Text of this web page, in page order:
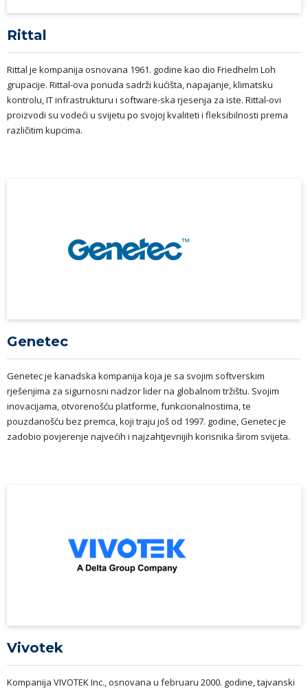
Rittal
Rittal je kompanija osnovana 1961. godine kao dio Friedhelm Loh
grupacije. Rittal-ova ponuda sadrži kućišta, napajanje, klimatsku
kontrolu, IT infrastrukturu i software-ska rjesenja za iste. Rittal-ovi
proizvodi su vodeći u svijetu po svojoj kvaliteti i fleksibilnosti prema
različitim kupcima.
Genetec
Genetec je kanadska kompanija koja je sa svojim softverskim
rješenjima za sigurnosni nadzor lider na globalnom tržištu. Svojim
inovacijama, otvorenošću platforme, funkcionalnostima, te
pouzdanošću bez premca, koji traju još od 1997. godine, Genetec je
zadobio povjerenje najvećih i najzahtjevnijih korisnika širom svijeta.
Vivotek
Kompanija VIVOTEK Inc., osnovana u februaru 2000. godine, tajvanski